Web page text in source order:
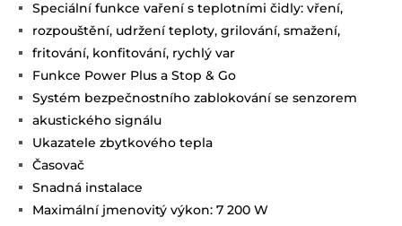
Speciální funkce vaření s teplotními čidly: vření,
rozpouštění, udržení teploty, grilování, smažení,
fritování, konfitování, rychlý var
Funkce Power Plus a Stop & Go
Systém bezpečnostního zablokování se senzorem
akustického signálu
Ukazatele zbytkového tepla
Časovač
Snadná instalace
Maximální jmenovitý výkon: 7 200 W